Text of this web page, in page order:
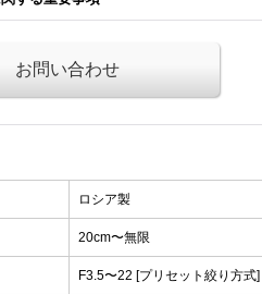
お問い合わせ
ロシア製
20cm〜無限
F3.5〜22 [プリセット絞り方式]